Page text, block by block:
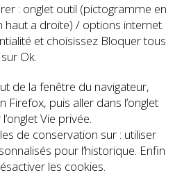
: onglet outil (pictogramme en
haut a droite) / options internet.
et choisissez Bloquer tous
Ok.
de la fenêtre du navigateur,
Firefox, puis aller dans l’onglet
Vie privée.
de conservation sur : utiliser
pour l’historique. Enfin
les cookies.